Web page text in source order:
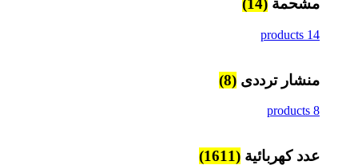
مشحمة (14)
14 products
منشار ترددى (8)
8 products
عدد كهربائية (1611)